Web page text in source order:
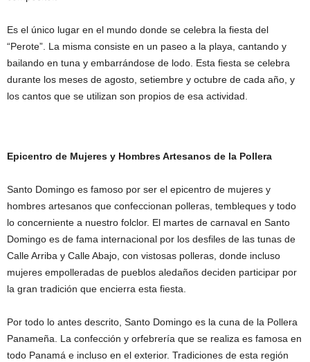
Es el único lugar en el mundo donde se celebra la fiesta del
“Perote”. La misma consiste en un paseo a la playa, cantando y
bailando en tuna y embarrándose de lodo. Esta fiesta se celebra
durante los meses de agosto, setiembre y octubre de cada año, y
los cantos que se utilizan son propios de esa actividad.
Epicentro de Mujeres y Hombres Artesanos de la Pollera
Santo Domingo es famoso por ser el epicentro de mujeres y
hombres artesanos que confeccionan polleras, tembleques y todo
lo concerniente a nuestro folclor. El martes de carnaval en Santo
Domingo es de fama internacional por los desfiles de las tunas de
Calle Arriba y Calle Abajo, con vistosas polleras, donde incluso
mujeres empolleradas de pueblos aledaños deciden participar por
la gran tradición que encierra esta fiesta.
Por todo lo antes descrito, Santo Domingo es la cuna de la Pollera
Panameña. La confección y orfebrería que se realiza es famosa en
todo Panamá e incluso en el exterior. Tradiciones de esta región